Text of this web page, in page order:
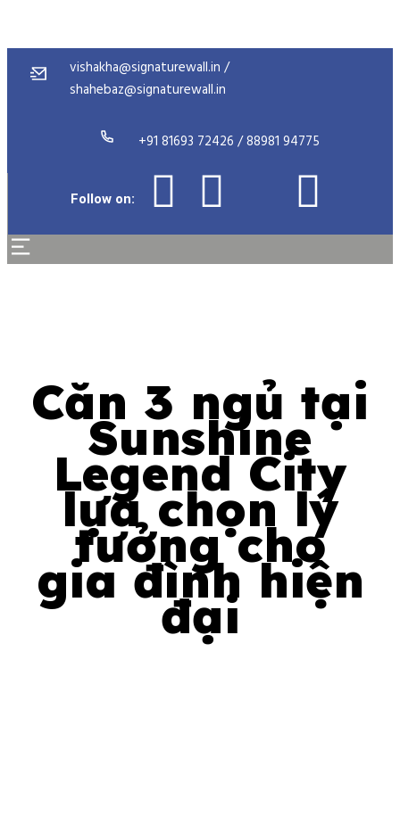
vishakha@signaturewall.in /
shahebaz@signaturewall.in
+91 81693 72426 / 88981 94775
Follow on:
Căn 3 ngủ tại
Sunshine
Legend City
lựa chọn lý
tưởng cho
gia đình hiện
đại